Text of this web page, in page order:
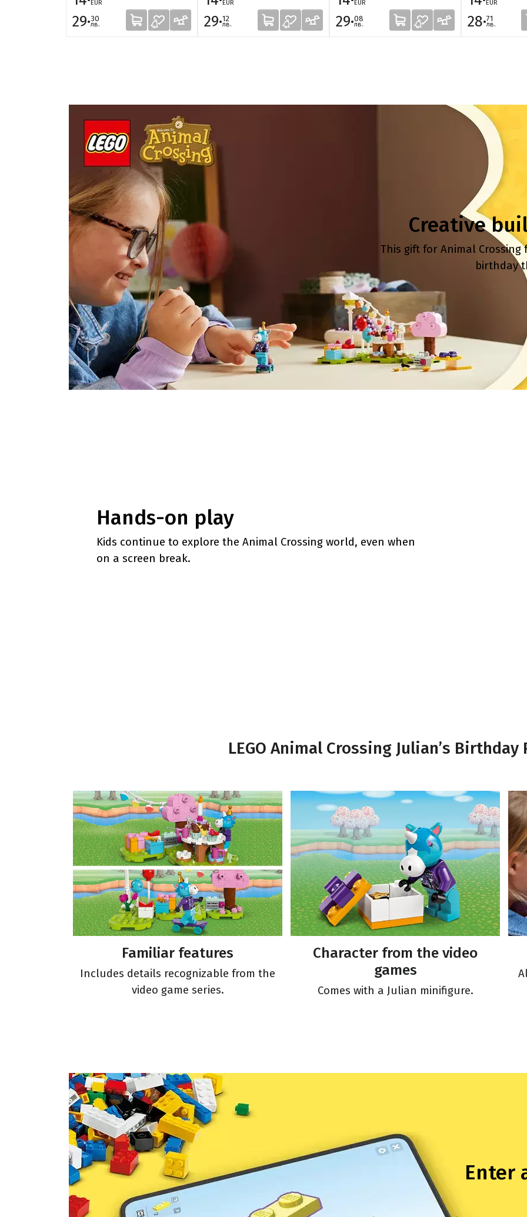
EUR
29·30
лв.
EUR
29·12
лв.
EUR
29·08
лв.
EUR
28·71
лв.
Creative
This gift for Animal Crossing
birthday
Hands-on play
Kids continue to explore the Animal Crossing world, even when
on a screen break.
LEGO Animal Crossing Julian’s Birthday
Familiar features
Includes details recognizable from the
video game series.
Character from the video
games
Comes with a Julian minifigure.
Enter